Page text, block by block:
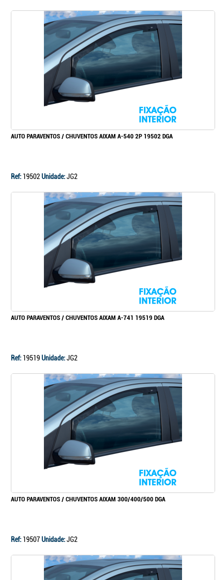
AUTO PARAVENTOS / CHUVENTOS AIXAM A-540 2P 19502 DGA
Ref: 19502Unidade:JG2
AUTO PARAVENTOS / CHUVENTOS AIXAM A-741 19519 DGA
Ref: 19519Unidade:JG2
AUTO PARAVENTOS / CHUVENTOS AIXAM 300/400/500 DGA
Ref: 19507Unidade:JG2
Continuar a comprar